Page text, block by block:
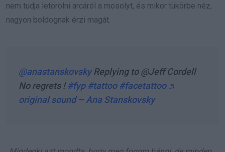
nem tudja letörölni arcáról a mosolyt, és mikor tükörbe néz,
nagyon boldognak érzi magát.
@anastanskovskyReplying to @Jeff Cordell
No regrets ! #fyp #tattoo #facetattoo ♬
original sound – Ana Stanskovsky